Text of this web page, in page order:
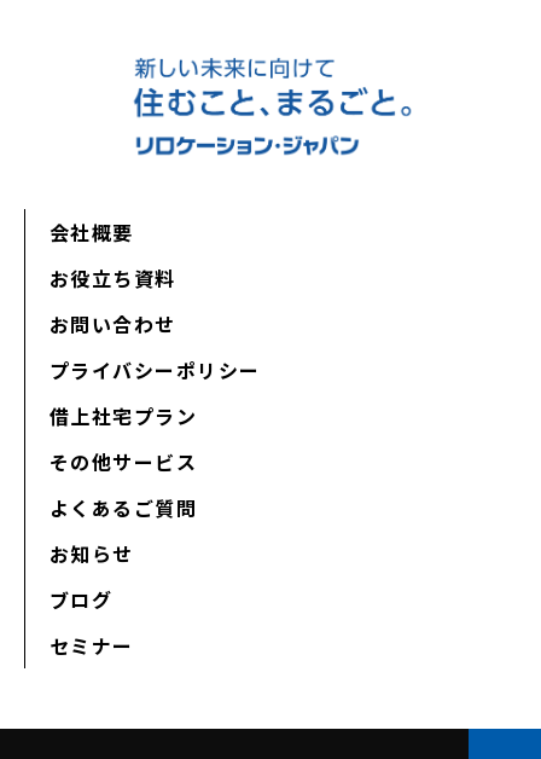
会社概要
お役立ち資料
お問い合わせ
プライバシーポリシー
借上社宅プラン
その他サービス
よくあるご質問
お知らせ
ブログ
セミナー